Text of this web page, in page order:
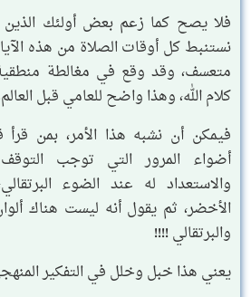
فلا يصح كما زعم بعض أولئك الذين
نستنبط كل أوقات الصلاة من هذه
متعسف، وقد وقع في مغالطة
كلام الله، وهذا واضح للعامي قبل
فيمكن أن نشبه هذا الأمر، بمن
أضواء المرور التي توجب
والاستعداد له عند الضوء
الأخضر، ثم يقول أنه ليست هناك
والبرتقالي !!!!
يعني هذا خبل وخلل في التفكير